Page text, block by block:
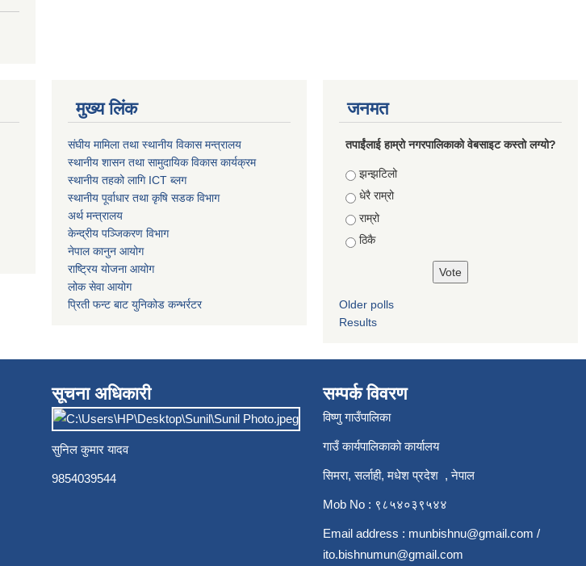
मुख्य लिंक
संघीय मामिला तथा स्थानीय विकास मन्त्रालय
स्थानीय शासन तथा सामुदायिक विकास कार्यक्रम
स्थानीय तहको लागि ICT ब्लग
स्थानीय पूर्वाधार तथा कृषि सडक विभाग
अर्थ मन्त्रालय
केन्द्रीय पञ्जिकरण विभाग
नेपाल कानुन आयोग
राष्ट्रिय योजना आयोग
लोक सेवा आयोग
प्रिती फन्ट बाट युनिकोड कन्भर्रटर
जनमत
तपाईंलाई हाम्रो नगरपालिकाको वेबसाइट कस्तो लग्यो?
Choices
झन्झटिलो
धेरै राम्रो
राम्रो
ठिकै
Older polls
Results
सूचना अधिकारी
सुनिल कुमार यादव
9854039544
सम्पर्क विवरण
विष्णु गाउँपालिका
गाउँ कार्यपालिकाको कार्यालय
सिमरा, सर्लाही, मधेश प्रदेश , नेपाल
Mob No : ९८५४०३९५४४
Email address : munbishnu@gmail.com /
ito.bishnumun@gmail.com